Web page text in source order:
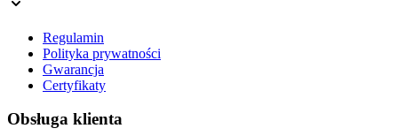
Regulamin
Polityka prywatności
Gwarancja
Certyfikaty
Obsługa klienta